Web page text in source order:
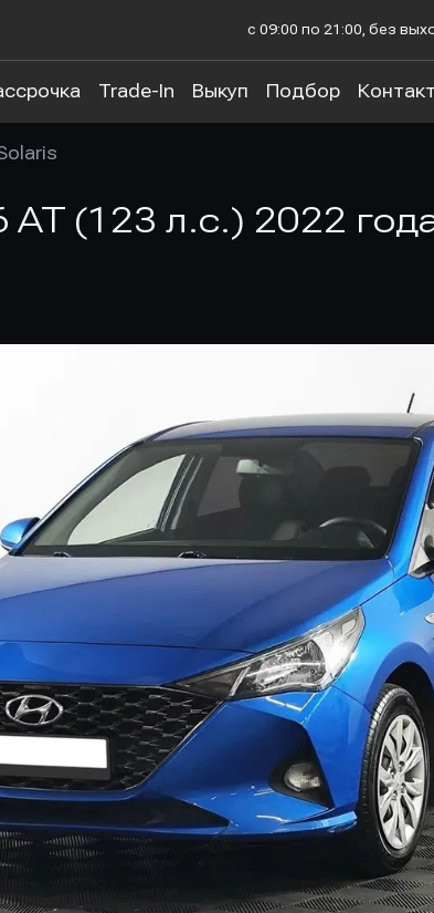
с 09:00 по 21:00, без
Trade-In Выкуп Подбор
(123 л.с.) 2022